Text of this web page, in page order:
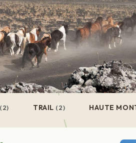
(2) TRAIL (2) HAUTE